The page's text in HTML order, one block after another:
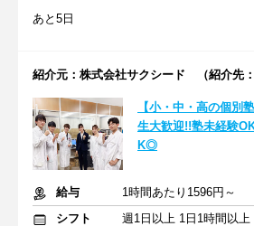
あと5日
紹介元：株式会社サクシード （紹介先：
【小・中・高の個別
生大歓迎!!塾未経験
K◎
給与
1時間あたり1596円～
シフト